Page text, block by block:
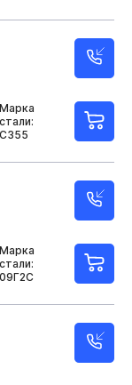
Марка
стали:
С355
Марка
стали:
09Г2С